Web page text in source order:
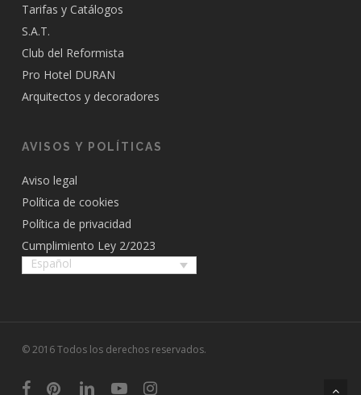
Tarifas y Catálogos
S.A.T.
Club del Reformista
Pro Hotel DURAN
Arquitectos y decoradores
AVISOS Y POLÍTICAS
Aviso legal
Política de cookies
Política de privacidad
Cumplimiento Ley 2/2023
Español
© 2016 Todos los derechos reservados.
facebookpinterestlinkedinyoutubeinstagram